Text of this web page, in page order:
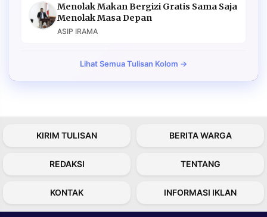
Menolak Makan Bergizi Gratis Sama Saja
Menolak Masa Depan
ASIP IRAMA
Lihat Semua Tulisan Kolom →
KIRIM TULISAN BERITA WARGA
REDAKSI TENTANG
KONTAK INFORMASI IKLAN